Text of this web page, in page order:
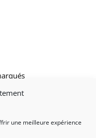
une meilleure expérience
vous ce weekend
Torball